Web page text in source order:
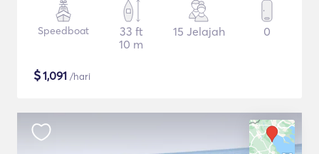
Speedboat
33 ft
10 m
15 Jelajah 0
$1,091 /hari